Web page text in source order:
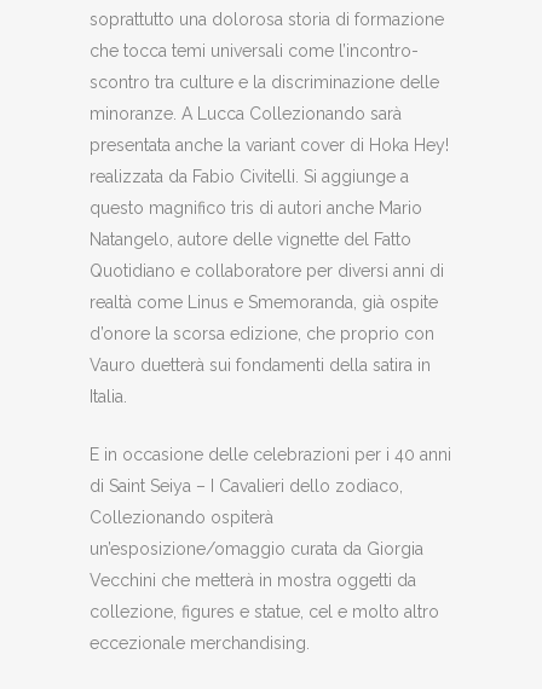
soprattutto una dolorosa storia di formazione
che tocca temi universali come l’incontro-
scontro tra culture e la discriminazione delle
minoranze. A Lucca Collezionando sarà
presentata anche la variant cover di Hoka Hey!
realizzata da Fabio Civitelli. Si aggiunge a
questo magnifico tris di autori anche Mario
Natangelo, autore delle vignette del Fatto
Quotidiano e collaboratore per diversi anni di
realtà come Linus e Smemoranda, già ospite
d’onore la scorsa edizione, che proprio con
Vauro duetterà sui fondamenti della satira in
Italia.
E in occasione delle celebrazioni per i 40 anni
di Saint Seiya – I Cavalieri dello zodiaco,
Collezionando ospiterà
un’esposizione/omaggio curata da Giorgia
Vecchini che metterà in mostra oggetti da
collezione, figures e statue, cel e molto altro
eccezionale merchandising.